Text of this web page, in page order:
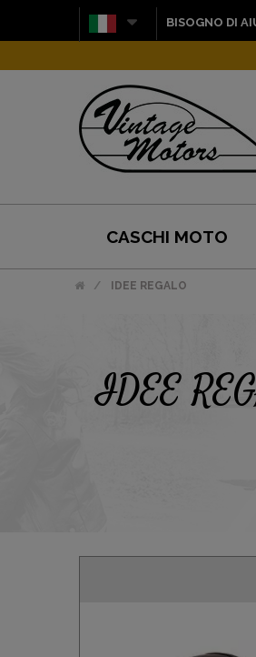
BISOGNO DI
CASCHI MOTO
IDEE REGALO
IDEE